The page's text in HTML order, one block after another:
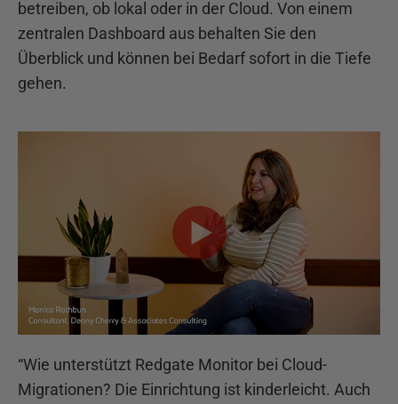
betreiben, ob lokal oder in der Cloud. Von einem
zentralen Dashboard aus behalten Sie den
Überblick und können bei Bedarf sofort in die Tiefe
gehen.
“Wie unterstützt Redgate Monitor bei Cloud-
Migrationen? Die Einrichtung ist kinderleicht. Auch